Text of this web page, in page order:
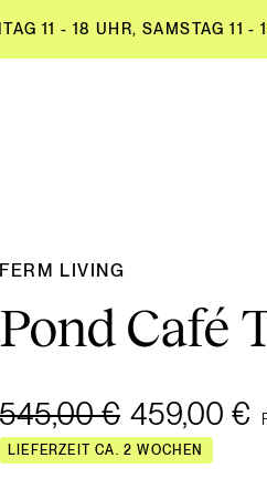
11 - 18 UHR, SAMSTAG 11 -
FERM LIVING
Pond Café
545,00 € 459,00 €
LIEFERZEIT CA. 2 WOCHEN